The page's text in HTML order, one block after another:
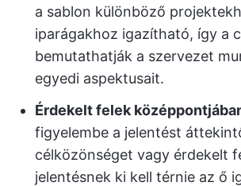
a sablon különböző
iparágakhoz igazítható, így a
bemutathatják a szervezet
egyedi aspektusait.
Érdekelt felek
figyelembe a jelentést
célközönséget vagy érdekelt
jelentésnek ki kell térnie az ő